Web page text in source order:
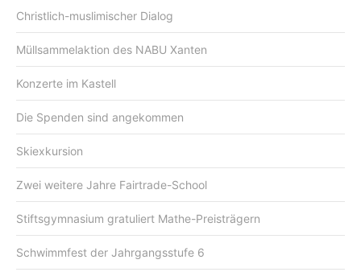
Christlich-muslimischer Dialog
Müllsammelaktion des NABU Xanten
Konzerte im Kastell
Die Spenden sind angekommen
Skiexkursion
Zwei weitere Jahre Fairtrade-School
Stiftsgymnasium gratuliert Mathe-Preisträgern
Schwimmfest der Jahrgangsstufe 6